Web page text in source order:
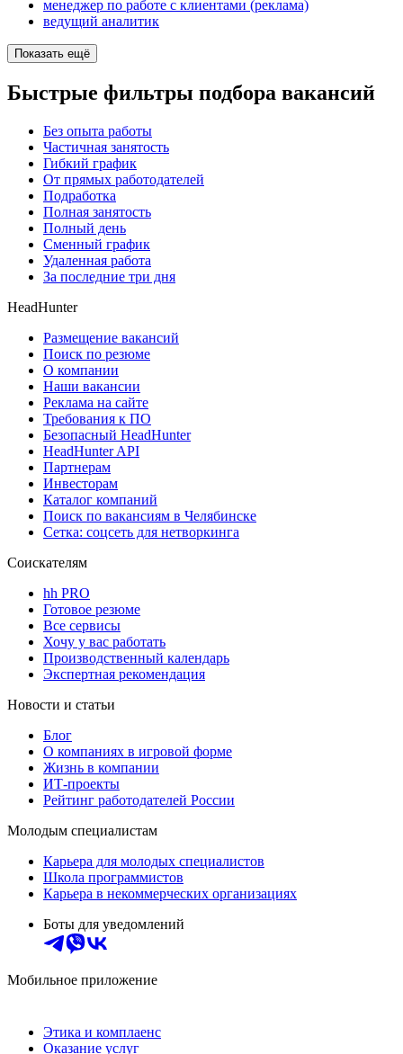
менеджер по работе с клиентами (реклама)
ведущий аналитик
Показать ещё
Быстрые фильтры подбора вакансий
Без опыта работы
Частичная занятость
Гибкий график
От прямых работодателей
Подработка
Полная занятость
Полный день
Сменный график
Удаленная работа
За последние три дня
HeadHunter
Размещение вакансий
Поиск по резюме
О компании
Наши вакансии
Реклама на сайте
Требования к ПО
Безопасный HeadHunter
HeadHunter API
Партнерам
Инвесторам
Каталог компаний
Поиск по вакансиям в Челябинске
Сетка: соцсеть для нетворкинга
Соискателям
hh PRO
Готовое резюме
Все сервисы
Хочу у вас работать
Производственный календарь
Экспертная рекомендация
Новости и статьи
Блог
О компаниях в игровой форме
Жизнь в компании
ИТ-проекты
Рейтинг работодателей России
Молодым специалистам
Карьера для молодых специалистов
Школа программистов
Карьера в некоммерческих организациях
Боты для уведомлений
Мобильное приложение
Этика и комплаенс
Оказание услуг